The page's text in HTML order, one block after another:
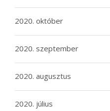
2020. október
2020. szeptember
2020. augusztus
2020. július